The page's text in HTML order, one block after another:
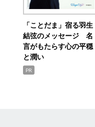
「ことだま」宿る羽生
結弦のメッセージ 名
言がもたらす心の平穏
と潤い
PR